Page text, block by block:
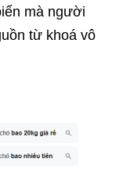
mà người
từ khoá vô